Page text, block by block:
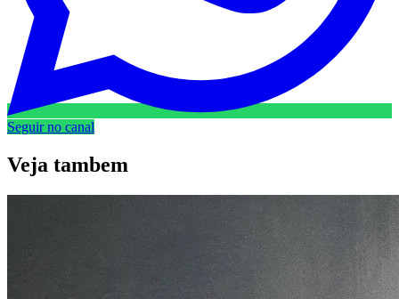
Seguir no canal
Veja tambem